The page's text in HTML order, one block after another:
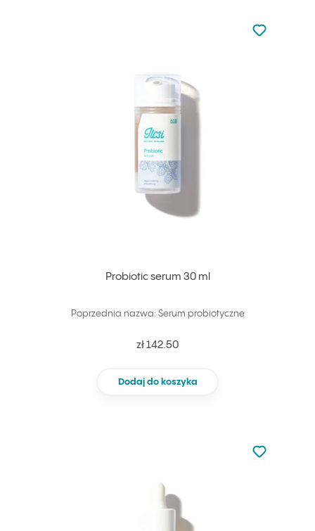
Probiotic serum 30 ml
Poprzednia nazwa: Serum probiotyczne
zł 142.50
Dodaj do koszyka
Nie dodano
Dodaj do
Nie dodano
Dodaj do